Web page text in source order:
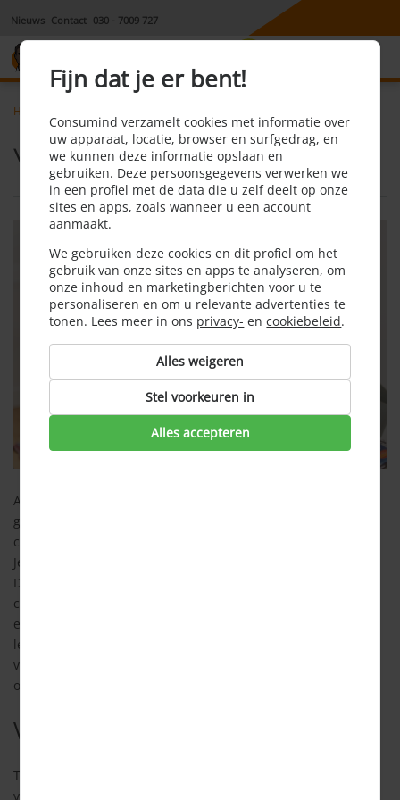
Nieuws Contact 030 - 7009 727
Home
Verlengen of overstappen
Als een energiecontract afloopt, dan is het wettelijk zo
geregeld dat je contract automatisch wordt omgezet in een
contract voor onbepaalde tijd dat maandelijks opzegbaar is.
Je gaat dan meestal wel een duurder, variabel tarief betalen.
De energieleveranciers vinden dit prima, want aan dit soort
contracten verdienen zij het meeste. Maar
energieleveranciers vinden overstappende klanten ook niet
leuk. Steeds meer energieleveranciers doen dan een
verlengingsaanbod om jou als klant te behouden. Is het slim
om daar op in te gaan of kun je toch beter overstappen?
Verlengingsaanbod
Tegenwoordig benaderen energieleveranciers je steeds
vroeger met een verlengingsaanbod. Soms zelfs meer dan
Fijn dat je er bent!
Consumind verzamelt cookies met informatie over
uw apparaat, locatie, browser en surfgedrag, en
we kunnen deze informatie opslaan en
gebruiken. Deze persoonsgegevens verwerken we
in een profiel met de data die u zelf deelt op onze
sites en apps, zoals wanneer u een account
aanmaakt.
We gebruiken deze cookies en dit profiel om het
gebruik van onze sites en apps te analyseren, om
onze inhoud en marketingberichten voor u te
personaliseren en om u relevante advertenties te
tonen. Lees meer in ons privacy- encookiebeleid.
Alles weigeren
Stel voorkeuren in
Alles accepteren